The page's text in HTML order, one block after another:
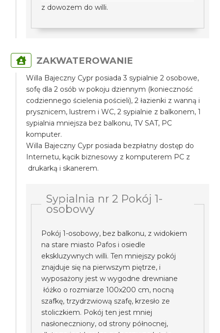
z dowozem do willi.
ZAKWATEROWANIE
Willa Bajeczny Cypr posiada 3 sypialnie 2 osobowe,
sofę dla 2 osób w pokoju dziennym (konieczność
codziennego ścielenia pościeli), 2 łazienki z wanną i
prysznicem, lustrem i WC, 2 sypialnie z balkonem, 1
sypialnia mniejsza bez balkonu, TV SAT, PC
komputer.
Willa Bajeczny Cypr posiada bezpłatny dostęp do
Internetu, kącik biznesowy z komputerem PC z
drukarką i skanerem.
Sypialnia nr 2 Pokój 1-
osobowy
Pokój 1-osobowy, bez balkonu, z widokiem
na stare miasto Pafos i osiedle
ekskluzywnych willi. Ten mniejszy pokój
znajduje się na pierwszym piętrze, i
wyposażony jest w wygodne drewniane
łóżko o rozmiarze 100x200 cm, nocną
szafkę, trzydrzwiową szafę, krzesło ze
stoliczkiem. Pokój ten jest mniej
nasłoneczniony, od strony północnej,